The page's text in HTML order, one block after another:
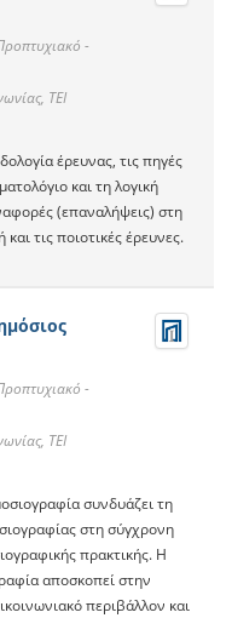
-
ΤΕΙ
έρευνας, τις πηγές
και τη λογική
(επαναλήψεις) στη
τις ποιοτικές έρευνες.
-
ΤΕΙ
συνδυάζει τη
στη σύγχρονη
πρακτικής. Η
αποσκοπεί στην
περιβάλλον και